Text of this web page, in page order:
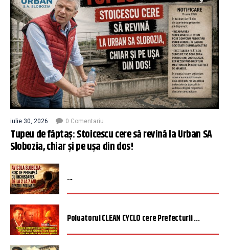
iulie 30, 2026 0 Comentariu
Tupeu de făptaș: Stoicescu cere să revină la Urban SA
Slobozia, chiar și pe ușa din dos!
...
Poluatorul CLEAN CYCLO cere Prefecturii ...